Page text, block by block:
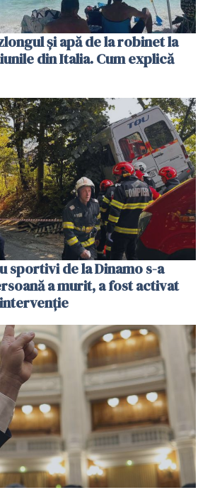
și apă de la robinet la
din Italia. Cum explică
sportivi de la Dinamo s-a
a murit, a fost activat